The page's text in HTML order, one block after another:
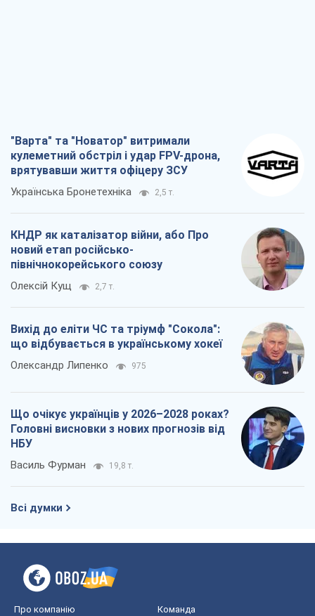
"Варта" та "Новатор" витримали
кулеметний обстріл і удар FPV-дрона,
врятувавши життя офіцеру ЗСУ
Українська Бронетехніка 2,5 т.
КНДР як каталізатор війни, або Про
новий етап російсько-
північнокорейського союзу
Олексій Кущ 2,7 т.
Вихід до еліти ЧС та тріумф "Сокола":
що відбувається в українському хокеї
Олександр Липенко 975
Що очікує українців у 2026–2028 роках?
Головні висновки з нових прогнозів від
НБУ
Василь Фурман 19,8 т.
Всі думки
Про компанію Команда